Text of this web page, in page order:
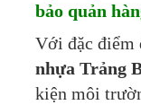
bảo quản
Với đặc điểm
nhựa Trảng
kiện môi